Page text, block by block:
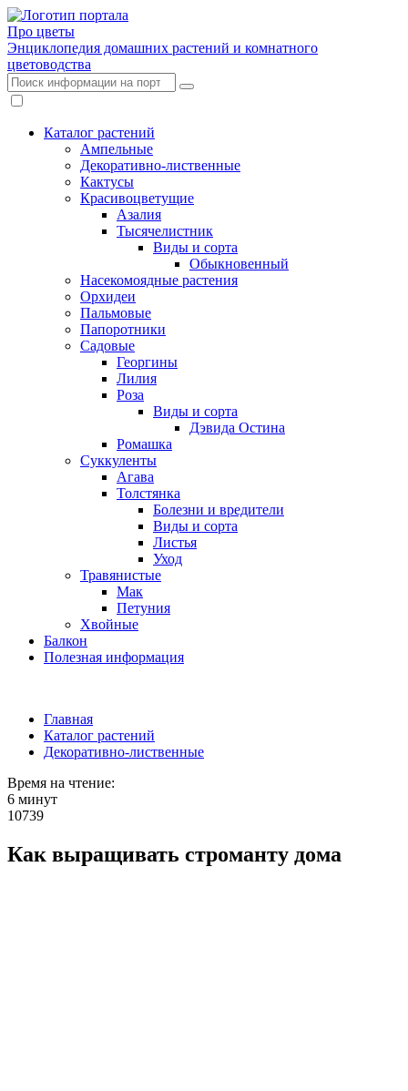
Про цветы
Энциклопедия домашних растений и комнатного
цветоводства
Каталог растений
Ампельные
Декоративно-лиственные
Кактусы
Красивоцветущие
Азалия
Тысячелистник
Виды и сорта
Обыкновенный
Насекомоядные растения
Орхидеи
Пальмовые
Папоротники
Садовые
Георгины
Лилия
Роза
Виды и сорта
Дэвида Остина
Ромашка
Суккуленты
Агава
Толстянка
Болезни и вредители
Виды и сорта
Листья
Уход
Травянистые
Мак
Петуния
Хвойные
Балкон
Полезная информация
Главная
Каталог растений
Декоративно-лиственные
Время на чтение:
6 минут
10739
Как выращивать строманту дома